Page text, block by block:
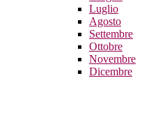
Luglio
Agosto
Settembre
Ottobre
Novembre
Dicembre